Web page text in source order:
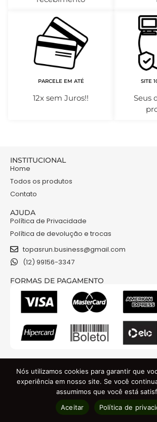
PARCELE EM ATÉ
12x sem Juros!!
SITE
Seus
INSTITUCIONAL
Home
Todos os produtos
Contato
AJUDA
Política de Privacidade
Política de devolução e trocas
topasrun.business@gmail.com
(12) 99156-3347
FORMAS DE PAGAMENTO
TOPAS RUN COMERCIO DE ROUPAS E ACESSORIOS LTDA -
Nós utilizamos cookies para garantir que
experiência em nosso site. Se você
assumimos que você está
Aceitar
Política de